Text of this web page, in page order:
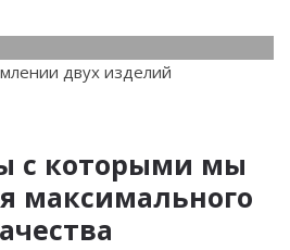
с которыми мы
максимального